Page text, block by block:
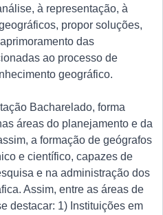
à representação, à
propor soluções,
das
ao processo de
geográfico.
Bacharelado, forma
áreas do planejamento e da
a formação de geógrafos
e científico, capazes de
e na administração dos
Assim, entre as áreas de
destacar: 1) Instituições em